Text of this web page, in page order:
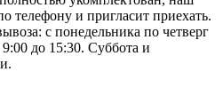
телефону и пригласит приехать.
с понедельника по четверг
до 15:30. Суббота и